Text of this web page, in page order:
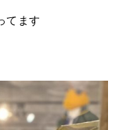
てます